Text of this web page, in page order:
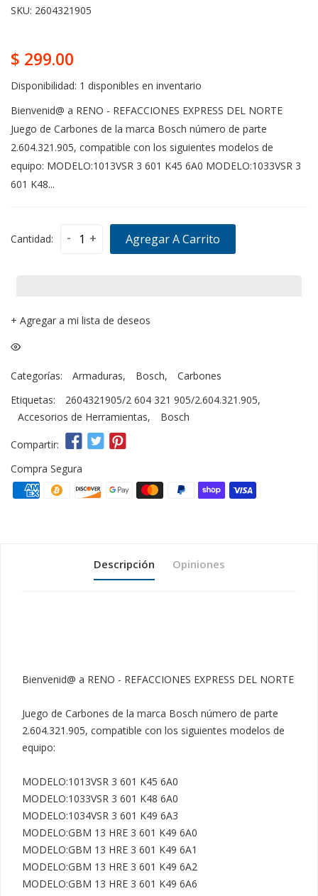
SKU: 2604321905
$ 299.00
Disponibilidad: 1 disponibles en inventario
Bienvenid@ a RENO - REFACCIONES EXPRESS DEL NORTE
Juego de Carbones de la marca Bosch número de parte
2.604.321.905, compatible con los siguientes modelos de
equipo: MODELO:1013VSR 3 601 K45 6A0 MODELO:1033VSR 3
601 K48...
Cantidad: - + Agregar A Carrito
+ Agregar a mi lista de deseos
Categorías: Armaduras, Bosch,
Carbones
Etiquetas:
2604321905/2 604 321 905/2.604.321.905,
Accesorios de Herramientas, Bosch
Compartir:
Compra Segura
Descripción Opiniones
Bienvenid@ a RENO - REFACCIONES EXPRESS DEL NORTE
Juego de Carbones de la marca Bosch número de parte
2.604.321.905, compatible con los siguientes modelos de
equipo:
MODELO:1013VSR 3 601 K45 6A0
MODELO:1033VSR 3 601 K48 6A0
MODELO:1034VSR 3 601 K49 6A3
MODELO:GBM 13 HRE 3 601 K49 6A0
MODELO:GBM 13 HRE 3 601 K49 6A1
MODELO:GBM 13 HRE 3 601 K49 6A2
MODELO:GBM 13 HRE 3 601 K49 6A6